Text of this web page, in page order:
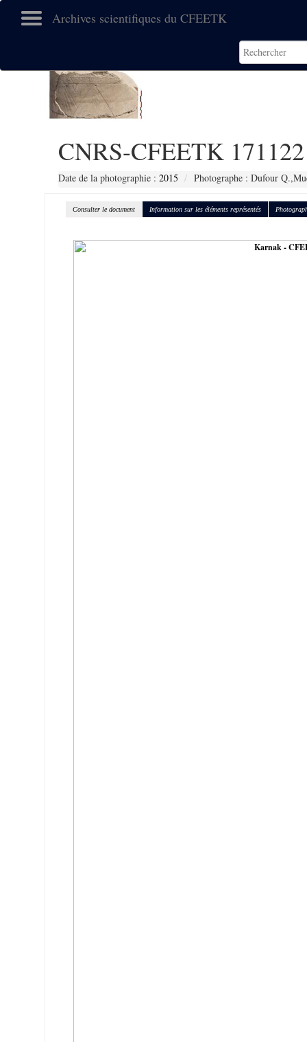
Archives scientifiques du CFEETK
CNRS-CFEETK 171122
Date de la photographie : 2015 Photographe : Dufour
Consulter le document Information sur les éléments représentés